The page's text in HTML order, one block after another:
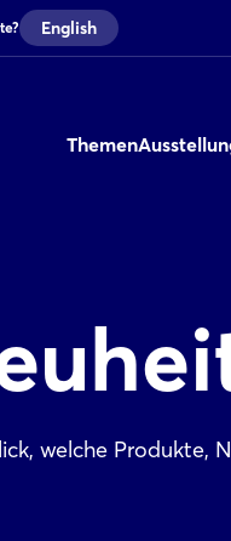
English
Themen
welche Produkte,